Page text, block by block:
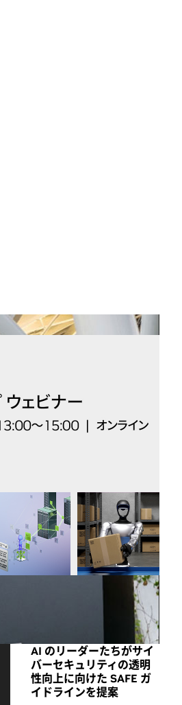
AI のリーダーたちがサイ
バーセキュリティの透明
性向上に向けた SAFE ガ
イドラインを提案